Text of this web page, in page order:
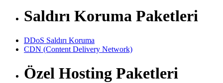
Saldırı Koruma Paketleri
DDoS Saldırı Koruma
CDN (Content Delivery Network)
Özel Hosting Paketleri